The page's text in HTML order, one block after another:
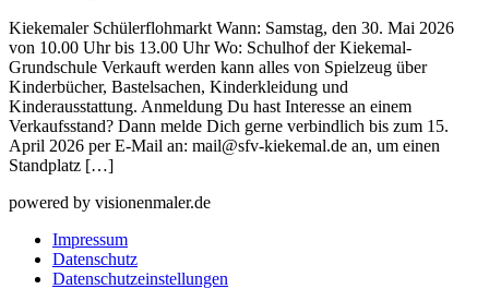
Kiekemaler Schülerflohmarkt Wann: Samstag, den 30. Mai 2026
von 10.00 Uhr bis 13.00 Uhr Wo: Schulhof der Kiekemal-
Grundschule Verkauft werden kann alles von Spielzeug über
Kinderbücher, Bastelsachen, Kinderkleidung und
Kinderausstattung. Anmeldung Du hast Interesse an einem
Verkaufsstand? Dann melde Dich gerne verbindlich bis zum 15.
April 2026 per E-Mail an: mail@sfv-kiekemal.de an, um einen
Standplatz […]
powered by visionenmaler.de
Impressum
Datenschutz
Datenschutzeinstellungen